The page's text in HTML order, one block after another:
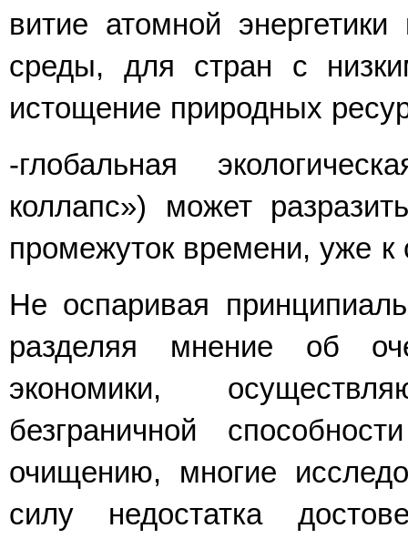
витие атомной
среды, для стран с
истощение природных
-глобальная
коллапс») может
промежуток времени, уже к
Не оспаривая
разделяя мнение об
экономики,
безграничной
очищению, многие
силу недостатка